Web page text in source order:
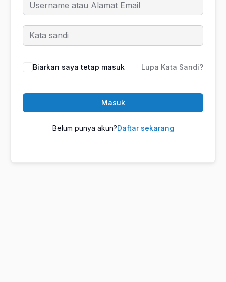
Biarkan saya tetap masuk Lupa Kata Sandi?
Masuk
Belum punya akun?Daftar sekarang